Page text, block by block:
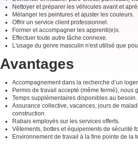
Nettoyer et préparer les véhicules avant et
Mélanger les peintures et ajuster les couleurs.
Offrir un service client professionnel.
Former et accompagner les apprenti(e)s.
Effectuer toute autre tâche connexe.
L'usage du genre masculin n'est utilisé que
Avantages
Accompagnement dans la recherche d’un
Permis de travail accepté (même fermé), nous
Temps supplémentaires disponibles au besoin.
Assurance collective, vacances, jours de
construction.
Rabais employés sur les services offerts.
Vêtements, bottes et équipements de sécurité
Environnement de travail à la fine pointe de la